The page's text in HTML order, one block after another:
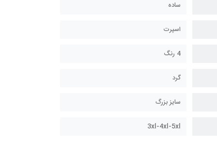
ساده
اسپرت
4 رنگ
گرد
سایز بزرگ
3xl-4xl-5xl